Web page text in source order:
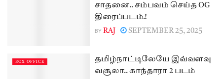
சாதனை.. சம்பவம் செய்த OG
திரைப்படம்.!
BY RAJ SEPTEMBER 25, 2025
BOX OFFICE
தமிழ்நாட்டிலேயே இவ்வளவு
வசூலா.. காந்தாரா 2 படம்